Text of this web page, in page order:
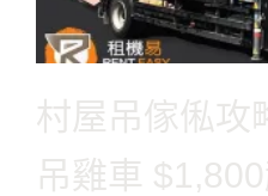
村屋吊傢俬攻
吊雞車